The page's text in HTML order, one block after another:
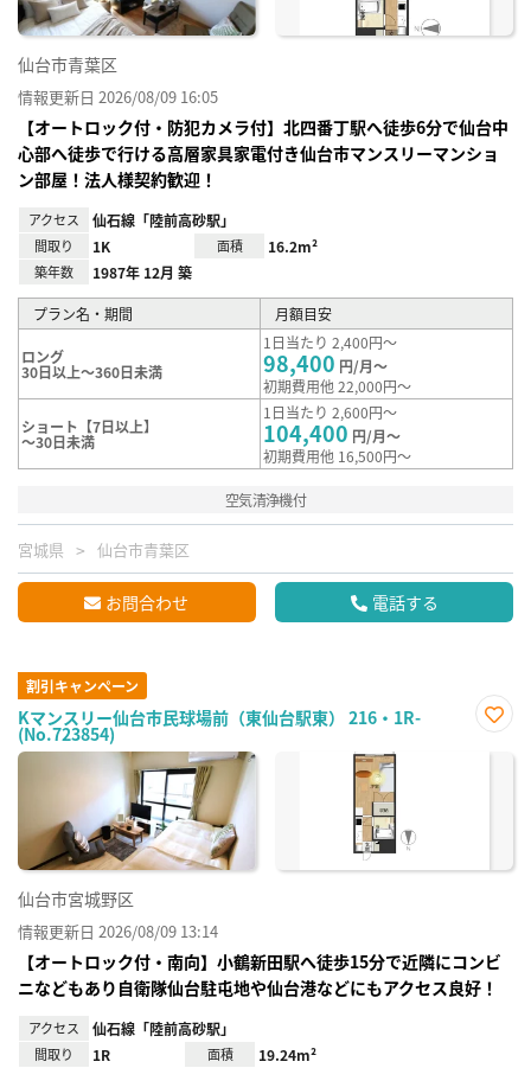
仙台市青葉区
情報更新日 2026/08/09 16:05
【オートロック付・防犯カメラ付】北四番丁駅へ徒歩6分で仙台中
心部へ徒歩で行ける高層家具家電付き仙台市マンスリーマンショ
ン部屋！法人様契約歓迎！
アクセス 仙石線「陸前高砂駅」
間取り 1K 面積 16.2m²
築年数 1987年 12月 築
プラン名・期間 月額目安
ロング
30日以上～360日未満
1日当たり 2,400円～
98,400 円/月～
初期費用他 22,000円～
ショート【7日以上】
～30日未満
1日当たり 2,600円～
104,400 円/月～
初期費用他 16,500円～
空気清浄機付
宮城県 仙台市青葉区
お問合わせ 電話する
割引キャンペーン
Kマンスリー仙台市民球場前（東仙台駅東） 216・1R-
(No.723854)
に入
仙台市宮城野区
情報更新日 2026/08/09 13:14
【オートロック付・南向】小鶴新田駅へ徒歩15分で近隣にコンビ
ニなどもあり自衛隊仙台駐屯地や仙台港などにもアクセス良好！
アクセス 仙石線「陸前高砂駅」
間取り 1R 面積 19.24m²